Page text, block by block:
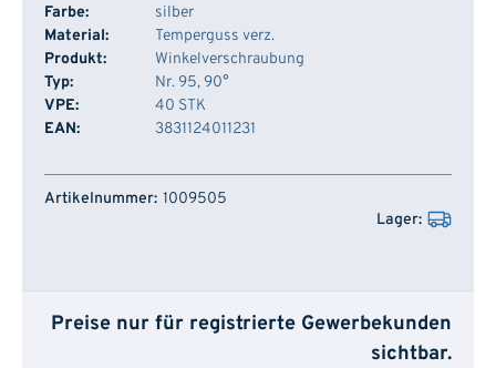
Farbe:
silber
Material:
Temperguss verz.
Produkt:
Winkelverschraubung
Typ:
Nr. 95, 90°
VPE:
40 STK
EAN:
3831124011231
Artikelnummer Lager
1009505
Preise nur für registrierte Gewerbekunden
sichtbar.